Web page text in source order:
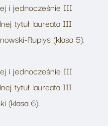
i jednocześnie III
tytuł laureata III
Ruplys (klasa 5).
i jednocześnie III
tytuł laureata III
(klasa 6).